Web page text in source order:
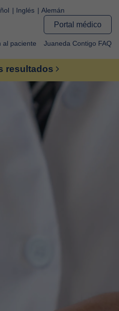
Inglés Alemán
Portal médico
al paciente Juaneda Contigo FAQ
resultados